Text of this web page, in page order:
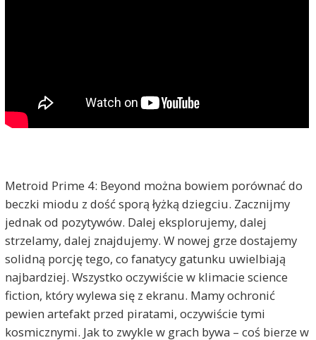
Metroid Prime 4: Beyond można bowiem porównać do
beczki miodu z dość sporą łyżką dziegciu. Zacznijmy
jednak od pozytywów. Dalej eksplorujemy, dalej
strzelamy, dalej znajdujemy. W nowej grze dostajemy
solidną porcję tego, co fanatycy gatunku uwielbiają
najbardziej. Wszystko oczywiście w klimacie science
fiction, który wylewa się z ekranu. Mamy ochronić
pewien artefakt przed piratami, oczywiście tymi
kosmicznymi. Jak to zwykle w grach bywa – coś bierze w